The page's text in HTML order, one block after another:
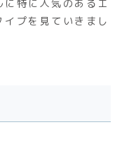
特に人気のあるエ
プを見ていきまし